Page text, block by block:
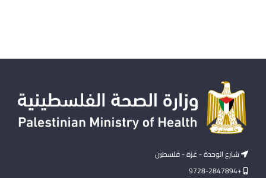
شارع الوحدة - غزة - فلسطين
+9728-2847894